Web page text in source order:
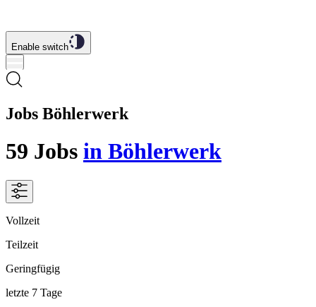
Enable switch
Jobs Böhlerwerk
59 Jobs in Böhlerwerk
Vollzeit
Teilzeit
Geringfügig
letzte 7 Tage